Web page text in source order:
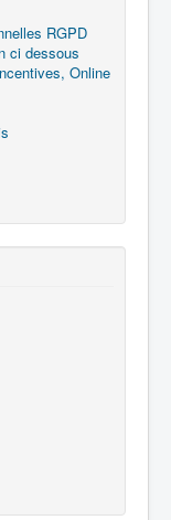
RGPD
ci dessous
Online